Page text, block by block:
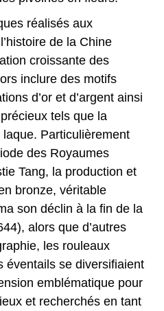
réalisés aux
de la Chine
croissante des
inclure des motifs
d’or et d’argent ainsi
tels que la
Particulièrement
des Royaumes
Tang, la production et
bronze, véritable
son déclin à la fin de la
alors que d’autres
les rouleaux
éventails se diversifiaient
emblématique pour
et recherchés en tant